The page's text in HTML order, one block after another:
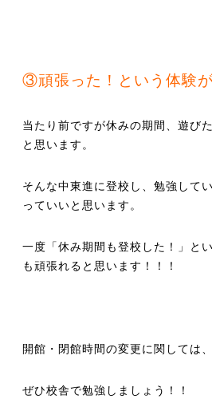
③頑張った！という体験
当たり前ですが休みの期間、遊び
と思います。
そんな中東進に登校し、勉強して
っていいと思います。
一度「休み期間も登校した！」と
も頑張れると思います！！！
開館・閉館時間の変更に関しては
ぜひ校舎で勉強しましょう！！